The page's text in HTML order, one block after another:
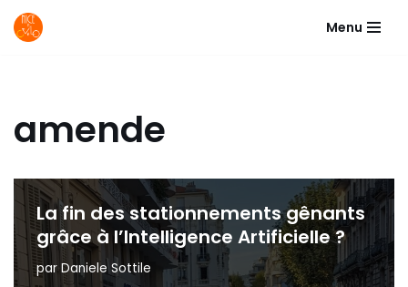
Menu
amende
La fin des stationnements gênants
grâce à l’Intelligence Artificielle ?
par Daniele Sottile